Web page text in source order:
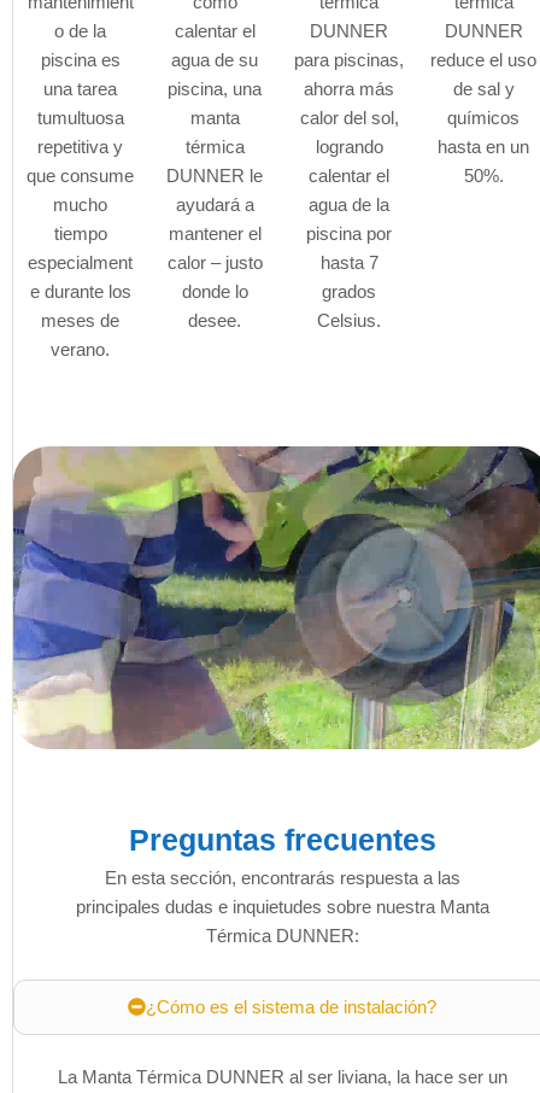
o de la
piscina es
una tarea
tumultuosa
repetitiva y
que consume
mucho
tiempo
especialment
e durante los
meses de
verano.
calentar el
agua de su
piscina, una
manta
térmica
DUNNER le
ayudará a
mantener el
calor – justo
donde lo
desee.
DUNNER
para piscinas,
ahorra más
calor del sol,
logrando
calentar el
agua de la
piscina por
hasta 7
grados
Celsius.
DUNNER
reduce el uso
de sal y
químicos
hasta en un
50%.
Preguntas frecuentes
En esta sección, encontrarás respuesta a las
principales dudas e inquietudes sobre nuestra Manta
Térmica DUNNER:
¿Cómo es el sistema de instalación?
La Manta Térmica DUNNER al ser liviana, la hace ser un